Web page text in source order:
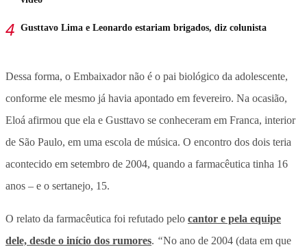
Gusttavo Lima e Leonardo estariam brigados, diz colunista
Dessa forma, o Embaixador não é o pai biológico da adolescente,
conforme ele mesmo já havia apontado em fevereiro. Na ocasião,
Eloá afirmou que ela e Gusttavo se conheceram em Franca, interior
de São Paulo, em uma escola de música. O encontro dos dois teria
acontecido em setembro de 2004, quando a farmacêutica tinha 16
anos – e o sertanejo, 15.
O relato da farmacêutica foi refutado pelo cantor e pela equipe
dele, desde o início dos rumores. “No ano de 2004 (data em que